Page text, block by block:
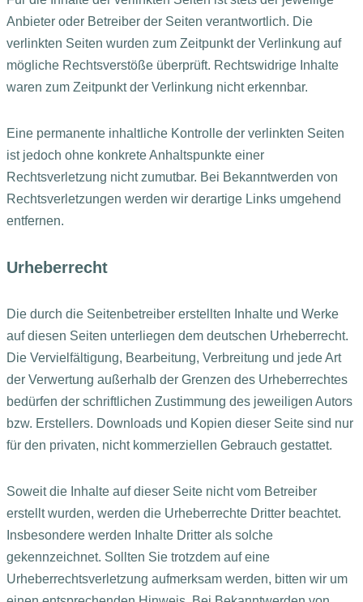
Anbieter oder Betreiber der Seiten verantwortlich. Die
verlinkten Seiten wurden zum Zeitpunkt der Verlinkung auf
mögliche Rechtsverstöße überprüft. Rechtswidrige Inhalte
waren zum Zeitpunkt der Verlinkung nicht erkennbar.
Eine permanente inhaltliche Kontrolle der verlinkten Seiten
ist jedoch ohne konkrete Anhaltspunkte einer
Rechtsverletzung nicht zumutbar. Bei Bekanntwerden von
Rechtsverletzungen werden wir derartige Links umgehend
entfernen.
Urheberrecht
Die durch die Seitenbetreiber erstellten Inhalte und Werke
auf diesen Seiten unterliegen dem deutschen Urheberrecht.
Die Vervielfältigung, Bearbeitung, Verbreitung und jede Art
der Verwertung außerhalb der Grenzen des Urheberrechtes
bedürfen der schriftlichen Zustimmung des jeweiligen Autors
bzw. Erstellers. Downloads und Kopien dieser Seite sind nur
für den privaten, nicht kommerziellen Gebrauch gestattet.
Soweit die Inhalte auf dieser Seite nicht vom Betreiber
erstellt wurden, werden die Urheberrechte Dritter beachtet.
Insbesondere werden Inhalte Dritter als solche
gekennzeichnet. Sollten Sie trotzdem auf eine
Urheberrechtsverletzung aufmerksam werden, bitten wir um